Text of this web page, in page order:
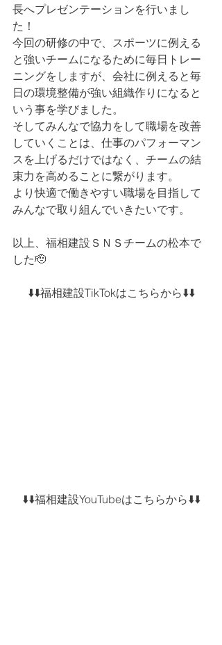
長へプレゼンテーションを行いまし
た！
今回の研修の中で、スポーツに例える
と強いチームになるために毎日トレー
ニングをしますが、会社に例えると毎
日の環境整備が強い組織作りになると
いう事を学びました。
そしてみんなで協力をして職場を改善
していくことは、仕事のパフォーマン
スを上げるだけではなく、チームの結
束力を高めることに繋がります。
より快適で働きやすい職場を目指して
みんなで取り組んでいきたいです。
以上、福相建設ＳＮＳチームの松本で
した🫡
⬇️⬇️福相建設TikTokはこちらから⬇️⬇️
⬇️⬇️福相建設YouTubeはこちらから⬇️⬇️